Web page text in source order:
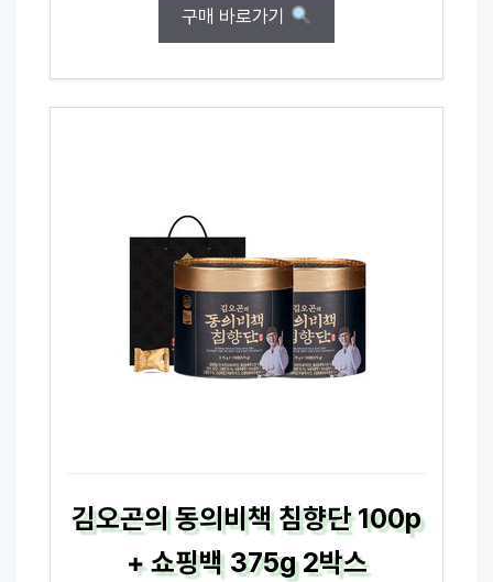
구매 바로가기
김오곤의 동의비책 침향단 100p
+ 쇼핑백 375g 2박스